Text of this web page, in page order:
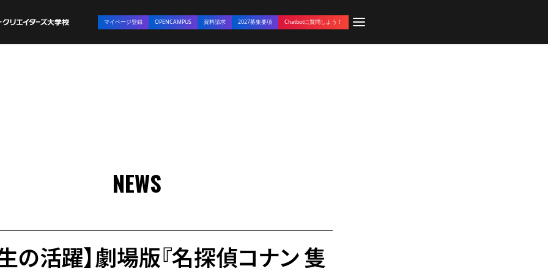
マイページ登録 OPENCAMPUS 資料請求 2027募集要項 Chatbotに質問しよう！
NEWS
の活躍】劇場版『名探偵コナン 隻